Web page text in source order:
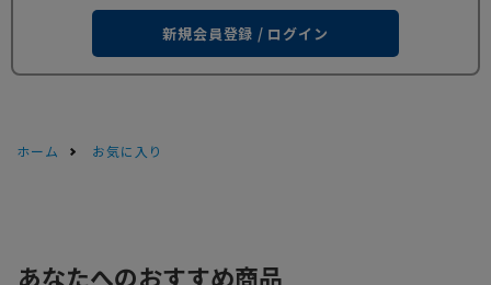
新規会員登録 / ログイン
ホーム お気に入り